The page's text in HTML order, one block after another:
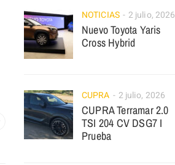
NOTICIAS 2 julio, 2026
Nuevo Toyota Yaris
Cross Hybrid
CUPRA 2 julio, 2026
CUPRA Terramar 2.0
TSI 204 CV DSG7 I
Prueba